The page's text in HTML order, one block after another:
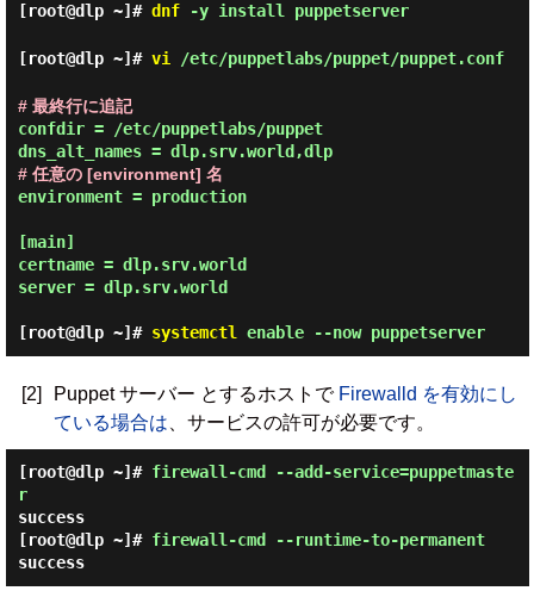
[root@dlp ~]# dnf-y install puppetserver
[root@dlp ~]# vi /etc/puppetlabs/puppet/puppet.conf
# 最終行に追記
confdir = /etc/puppetlabs/puppet
dns_alt_names = dlp.srv.world,dlp
# 任意の [environment] 名
environment = production
[main]
certname = dlp.srv.world
server = dlp.srv.world
[root@dlp ~]# systemctl enable --now puppetserver
[2] Puppet サーバー とするホストで Firewalld を有効にし
ている場合は 、サービスの許可が必要です。
[root@dlp ~]# firewall-cmd --add-service=puppetmaste
r
success
[root@dlp ~]# firewall-cmd --runtime-to-permanent
success